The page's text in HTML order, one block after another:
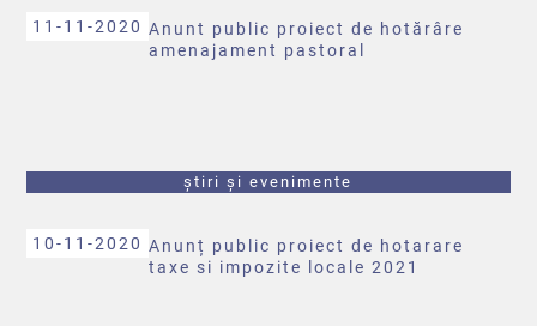
11-11-2020 Anunt public proiect de hotărâre
amenajament pastoral
știri și evenimente
10-11-2020 Anunț public proiect de hotarare
taxe si impozite locale 2021